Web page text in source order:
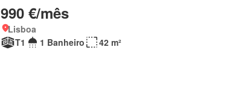
990 €/mês
Lisboa
T1
1 Banheiro 42 m²